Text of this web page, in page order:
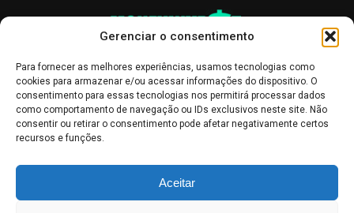
Gerenciar o consentimento
Para fornecer as melhores experiências, usamos tecnologias como
cookies para armazenar e/ou acessar informações do dispositivo. O
consentimento para essas tecnologias nos permitirá processar dados
como comportamento de navegação ou IDs exclusivos neste site. Não
consentir ou retirar o consentimento pode afetar negativamente certos
recursos e funções.
Aceitar
informativo, servindo como boletins de divulgação, e não devem ser
interpretadas como recomendações de investimento.Leia mais